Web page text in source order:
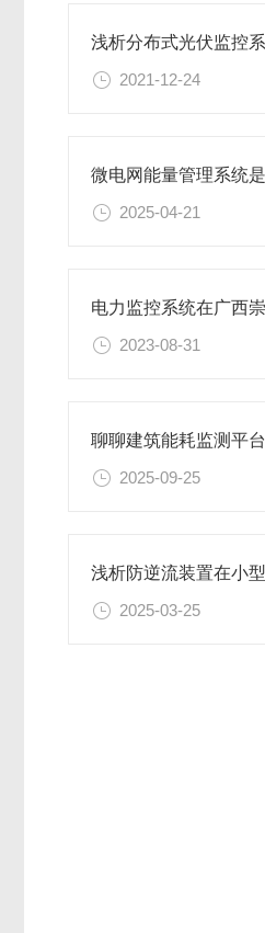
2021-12-24
2025-04-21
2023-08-31
聊聊建筑能耗监测平台
2025-09-25
2025-03-25